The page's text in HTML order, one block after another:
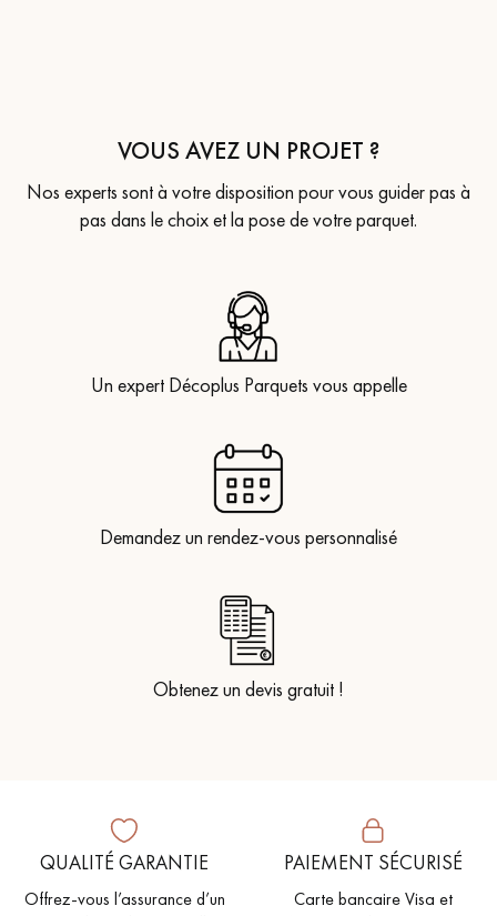
VOUS AVEZ UN PROJET ?
Nos experts sont à votre disposition pour vous guider pas à
pas dans le choix et la pose de votre parquet.
Un expert Décoplus Parquets vous appelle
Demandez un rendez-vous personnalisé
Obtenez un devis gratuit !
QUALITÉ GARANTIE
Offrez-vous l’assurance d’un
PAIEMENT SÉCURISÉ
Carte bancaire Visa et